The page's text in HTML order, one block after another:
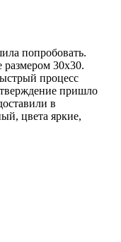
попробовать.
размером 30х30.
процесс
пришло
в
цвета яркие,